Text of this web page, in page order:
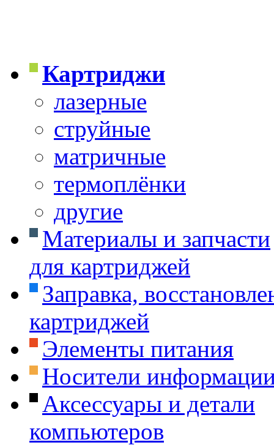
Картриджи
лазерные
струйные
матричные
термоплёнки
другие
Материалы и запчасти
для картриджей
Заправка,
картриджей
Элементы питания
Носители
Аксессуары и детали
компьютеров